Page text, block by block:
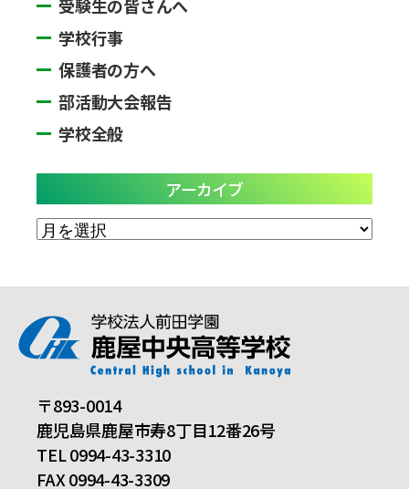
受験生の皆さんへ
学校行事
保護者の方へ
部活動大会報告
学校全般
アーカイブ
ア
ブ
〒893-0014
鹿児島県鹿屋市寿8丁目12番26号
TEL 0994-43-3310
FAX 0994-43-3309